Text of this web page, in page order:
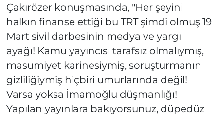
Çakırözer konuşmasında, "Her şeyini
halkın finanse ettiği bu TRT şimdi olmuş 19
Mart sivil darbesinin medya ve yargı
ayağı! Kamu yayıncısı tarafsız olmalıymış,
masumiyet karinesiymiş, soruşturmanın
gizliliğiymiş hiçbiri umurlarında değil!
Varsa yoksa İmamoğlu düşmanlığı!
Yapılan yayınlara bakıyorsunuz, düpedüz